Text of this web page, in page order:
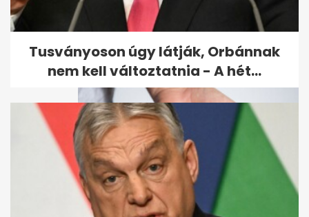
Szombattól olcsóbb lehet a
tankolás: csökken a benzin és
a...
Tusványoson úgy látják, Orbánnak
nem kell változtatnia - A hét...